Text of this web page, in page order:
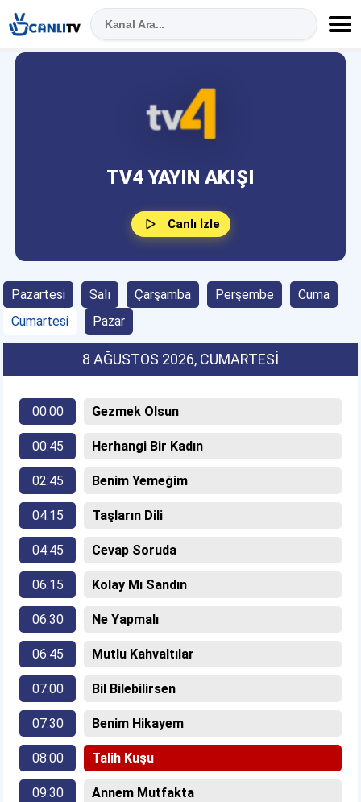
TV4 YAYIN AKIŞI
Canlı İzle
Pazartesi Salı Çarşamba Perşembe
Cuma
Cumartesi
Pazar
8 AĞUSTOS 2026, CUMARTESI
00:00 Gezmek Olsun
00:45 Herhangi Bir Kadın
02:45 Benim Yemeğim
04:15 Taşların Dili
04:45 Cevap Soruda
06:15 Kolay Mı Sandın
06:30 Ne Yapmalı
06:45 Mutlu Kahvaltılar
07:00 Bil Bilebilirsen
07:30 Benim Hikayem
08:00 Talih Kuşu
09:30 Annem Mutfakta